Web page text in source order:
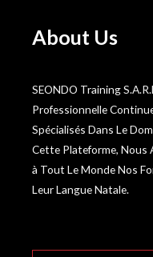
About Us
SEONDO Training
Professionnelle
Spécialisés Dans Le
Cette Plateforme, Nous
à Tout Le Monde Nos
Leur Langue Natale.